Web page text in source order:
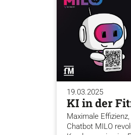
19.03.2025
KI in der
Maximale
Chatbot MILO